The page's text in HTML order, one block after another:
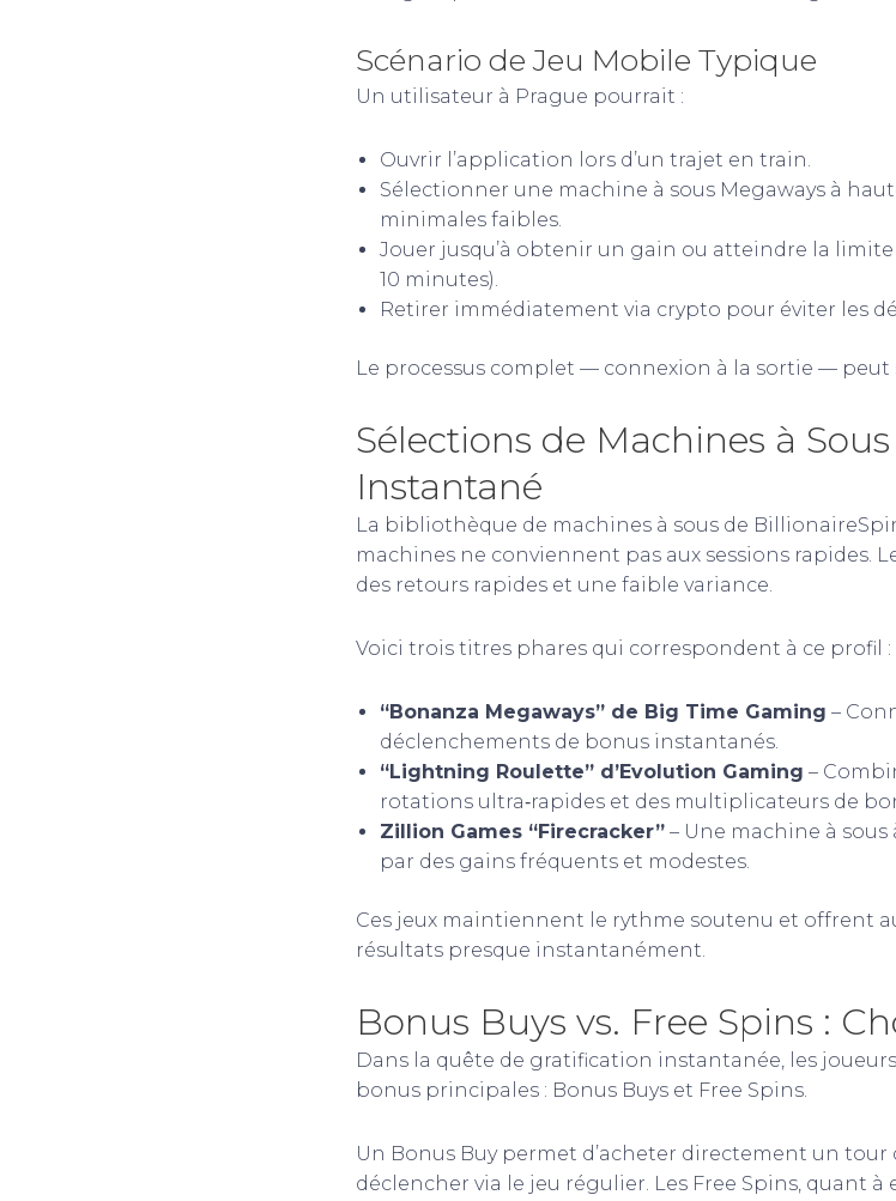
Scénario de Jeu Mobile Typique
Un utilisateur à Prague pourrait :
Ouvrir l’application lors d’un trajet en train.
Sélectionner une machine à sous Megaways à
minimales faibles.
Jouer jusqu’à obtenir un gain ou atteindre la
10 minutes).
Retirer immédiatement via crypto pour éviter les
Le processus complet — connexion à la sortie — peut
Sélections de Machines à
Instantané
La bibliothèque de machines à sous de
machines ne conviennent pas aux sessions rapides.
des retours rapides et une faible variance.
Voici trois titres phares qui correspondent à ce profil :
“Bonanza Megaways” de Big Time Gaming –
déclenchements de bonus instantanés.
“Lightning Roulette” d’Evolution Gaming –
rotations ultra‑rapides et des multiplicateurs de
Zillion Games “Firecracker” – Une machine à
par des gains fréquents et modestes.
Ces jeux maintiennent le rythme soutenu et offrent
résultats presque instantanément.
Bonus Buys vs. Free Spins :
Dans la quête de gratification instantanée, les
bonus principales : Bonus Buys et Free Spins.
Un Bonus Buy permet d’acheter directement un tour
déclencher via le jeu régulier. Les Free Spins, quant